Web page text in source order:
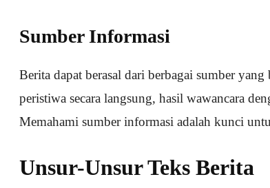
Sumber Informasi
Berita dapat berasal dari berbagai sumber
peristiwa secara langsung, hasil wawancara
Memahami sumber informasi adalah kunci
Unsur-Unsur Teks Berita